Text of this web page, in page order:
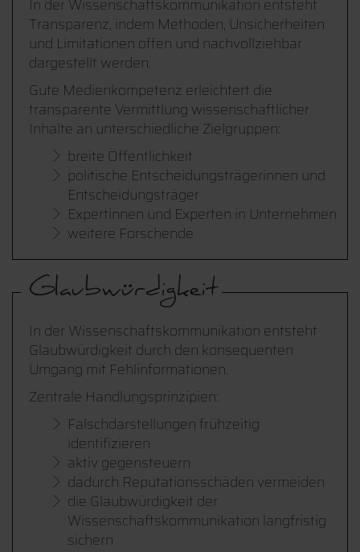
In der Wissenschaftskommunikation entsteht
Transparenz, indem Methoden, Unsicherheiten
und Limitationen offen und nachvollziehbar
dargestellt werden.
Gute Medienkompetenz erleichtert die
transparente Vermittlung wissenschaftlicher
Inhalte an unterschiedliche Zielgruppen:
breite Öffentlichkeit
politische Entscheidungsträgerinnen und
Entscheidungsträger
Expertinnen und Experten in Unternehmen
weitere Forschende
Glaubwürdigkeit
In der Wissenschaftskommunikation entsteht
Glaubwürdigkeit durch den konsequenten
Umgang mit Fehlinformationen.
Zentrale Handlungsprinzipien:
Falschdarstellungen frühzeitig
identifizieren
aktiv gegensteuern
dadurch Reputationsschäden vermeiden
die Glaubwürdigkeit der
Wissenschaftskommunikation langfristig
sichern